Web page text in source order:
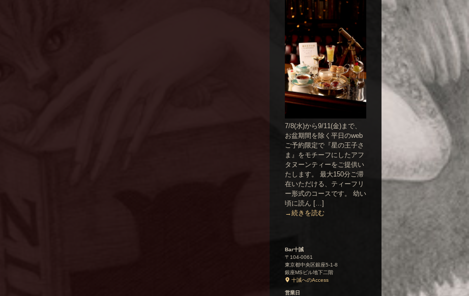
7/8(水)から9/11(金)まで、
お盆期間を除く平日のweb
ご予約限定で『星の王子さ
ま』をモチーフにしたアフ
タヌーンティーをご提供い
たします。 最大150分ご滞
在いただける、ティーフリ
ー形式のコースです。 幼い
頃に読ん […]
→続きを読む
Bar十誡
〒104-0061
東京都中央区銀座5-1-8
銀座MSビル地下二階
十誡へのAccess
営業日